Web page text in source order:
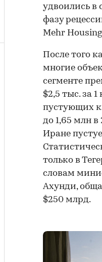
удвоились в
фазу
Mehr
После того
многие
сегменте
$2,5 тыс. за
пустующих
до 1,65 млн в
Иране
только в
словам
Ахунди,
$250 млрд.